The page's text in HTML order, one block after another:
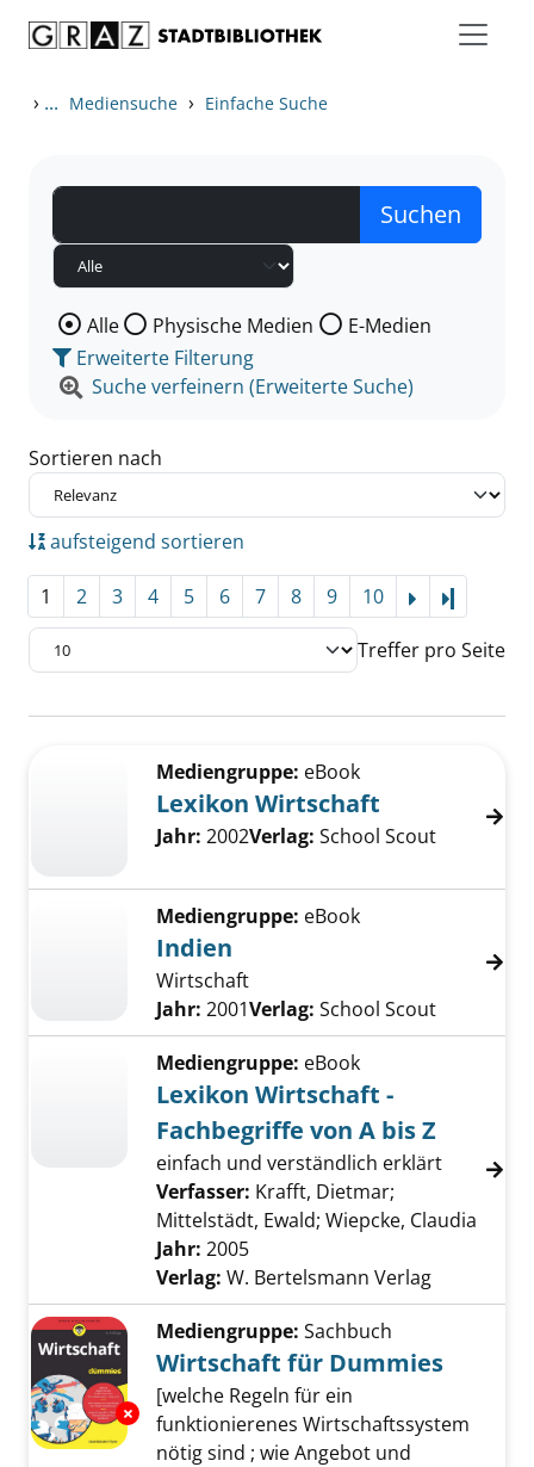
› ... Mediensuche › Einfache Suche
Wählen Sie die Medienart nach der Sie suchen wollen.
Alle Physische Medien
E-Medien
Erweiterte Filterung
Suche verfeinern (Erweiterte Suche)
Sortieren nach
aufsteigend sortieren
1 2 3 4 5 6 7 8 9 10
Treffer pro Seite
Zu den Suchfiltern springen
Mediengruppe: eBook
Lexikon Wirtschaft
Suche nach diesem Verfasser
Jahr: 2002Verlag: School Scout
Mediengruppe: eBook
Indien
Wirtschaft
Suche nach diesem Verfasser
Jahr: 2001Verlag: School Scout
Mediengruppe: eBook
Lexikon Wirtschaft -
Fachbegriffe von A bis Z
einfach und verständlich erklärt
Verfasser: Krafft, Dietmar;
Mittelstädt, Ewald; Wiepcke, Claudia
Jahr: 2005
Verlag: W. Bertelsmann Verlag
Exemplar-Details von Wirtschaft für
Mediengruppe: Sachbuch
Wirtschaft für Dummies
[welche Regeln für ein
funktionierenes Wirtschaftssystem
nötig sind ; wie Angebot und